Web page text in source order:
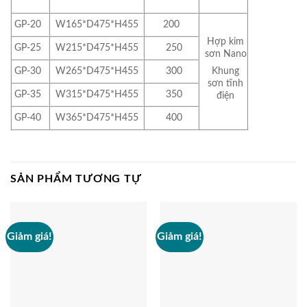
GP-20 W165*D475*H455
200
Hợp kim
sơn Nano
Khung
sơn tĩnh
điện
GP-25 W215*D475*H455 250
GP-30 W265*D475*H455 300
GP-35 W315*D475*H455 350
GP-40 W365*D475*H455 400
SẢN PHẨM TƯƠNG TỰ
Giảm giá! Giảm giá!